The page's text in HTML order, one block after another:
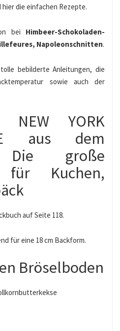
hier die einfachen Rezepte.
bei Himbeer-Schokoladen-
Napoleonschnitten.
bebilderte Anleitungen, die
sowie auch der
YORK
aus dem
Die große
für Kuchen,
auf Seite 118.
für eine 18 cm Backform.
Bröselboden